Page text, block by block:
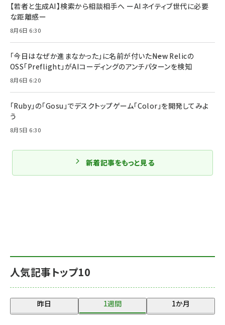
人気記事トップ10
昨日 1週間 1か月
【若者と生成AI】検索から相談相手へ ーAIネイティブ世代に必要
な距離感ー
8月6日 6:30
「今日はなぜか進まなかった」に名前が付いた――New Relicの
OSS「Preflight」がAIコーディングのアンチパターンを検知
8月6日 6:20
「Ruby」の「Gosu」でデスクトップゲーム「Color」を開発してみよ
う
8月5日 6:30
新着記事をもっと見る